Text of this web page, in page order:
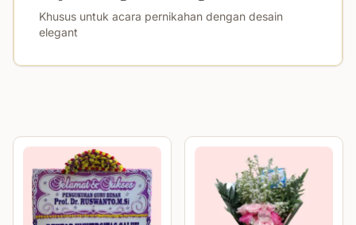
Khusus untuk acara pernikahan dengan desain
elegant